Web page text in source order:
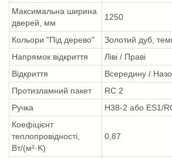
Максимальна ширина
дверей, мм
1250
Кольори "Під дерево"
Золотий дуб,
Напрямок відкриття
Ліві / Праві
Відкриття
Всередину /
Протизламний пакет
RC 2
Ручка
H38-2 або ES1/
Коефіцієнт
теплопровідності,
Вт/(м²·K)
0,87